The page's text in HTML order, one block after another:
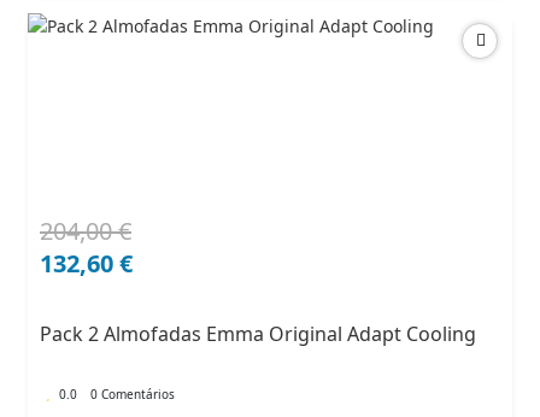
204,00€
O
preço
204,00 €.
132,60€
O
preço
132,60 €.
Pack 2 Almofadas Emma Original Adapt Cooling
0.0 0 Comentários